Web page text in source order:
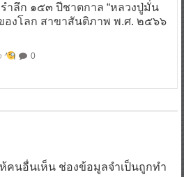
ำลึก ๑๕๓ ปีชาตกาล “หลวงปู่มั่น
งโลก สาขาสันติภาพ พ.ศ. ๒๕๖๖
^ 0
คนอื่นเห็น ช่องข้อมูลจำเป็นถูกทำ